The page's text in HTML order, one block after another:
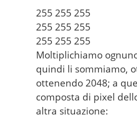
255 255 255
255 255 255
255 255 255
Moltiplichiamo
quindi li sommiamo,
ottenendo 2048; a
composta di pixel
altra situazione: